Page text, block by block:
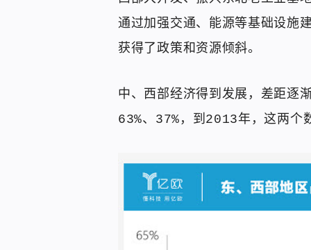
通过加强交通、能源等基础设施
获得了政策和资源倾斜。
中、西部经济得到发展，差距逐
63%、37%，到2013年，这两个